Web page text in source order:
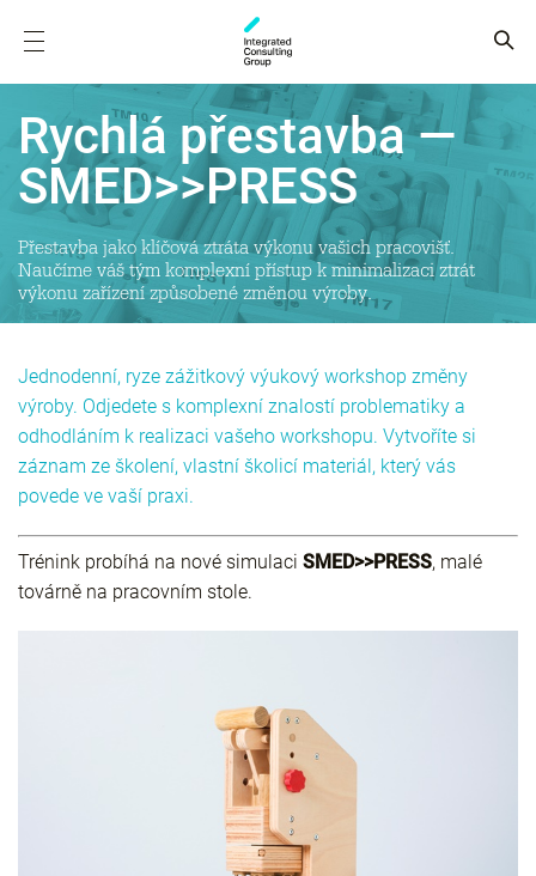
Rychlá přestavba —
SMED>>PRESS
Přestavba jako klíčová ztráta výkonu vašich pracovišť.
Naučíme váš tým komplexní přístup k minimalizaci ztrát
výkonu zařízení způsobené změnou výroby.
Jednodenní, ryze zážitkový výukový workshop změny
výroby. Odjedete s komplexní znalostí problematiky a
odhodláním k realizaci vašeho workshopu. Vytvoříte si
záznam ze školení, vlastní školicí materiál, který vás
povede ve vaší praxi.
Trénink probíhá na nové simulaci SMED>>PRESS, malé
továrně na pracovním stole.